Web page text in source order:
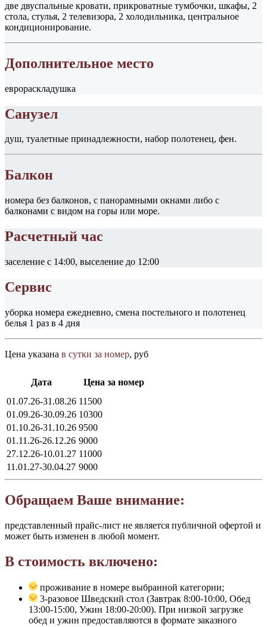
две двуспальные кровати, прикроватные тумбочки, шкафы, 2
стола, стулья, 2 телевизора, 2 холодильника, центральное
кондиционирование.
Дополнительное место
еврораскладушка
Санузел
душ, туалетные принадлежности, набор полотенец, фен.
Балкон
номера без балконов, с панорамными окнами либо с
балконами с видом на горы или море.
Расчетный час
заселение с 14:00, выселение до 12:00
Сервис
уборка номера ежедневно, смена постельного и полотенец
белья 1 раз в 4 дня
Цена указана в сутки за номер, руб
Дата
Цена за номер
01.07.26-31.08.26 11500
01.09.26-30.09.26 10300
01.10.26-31.10.26 9500
01.11.26-26.12.26 9000
27.12.26-10.01.27 11000
11.01.27-30.04.27 9000
Обращаем Ваше внимание:
представленный прайс-лист не является публичной офертой и
может быть изменен в любой момент.
В стоимость включено:
проживание в номере выбранной категории;
3-разовое Шведский стол (Завтрак 8:00-10:00, Обед
13:00-15:00, Ужин 18:00-20:00). При низкой загрузке
обед и ужин предоставляются в формате заказного